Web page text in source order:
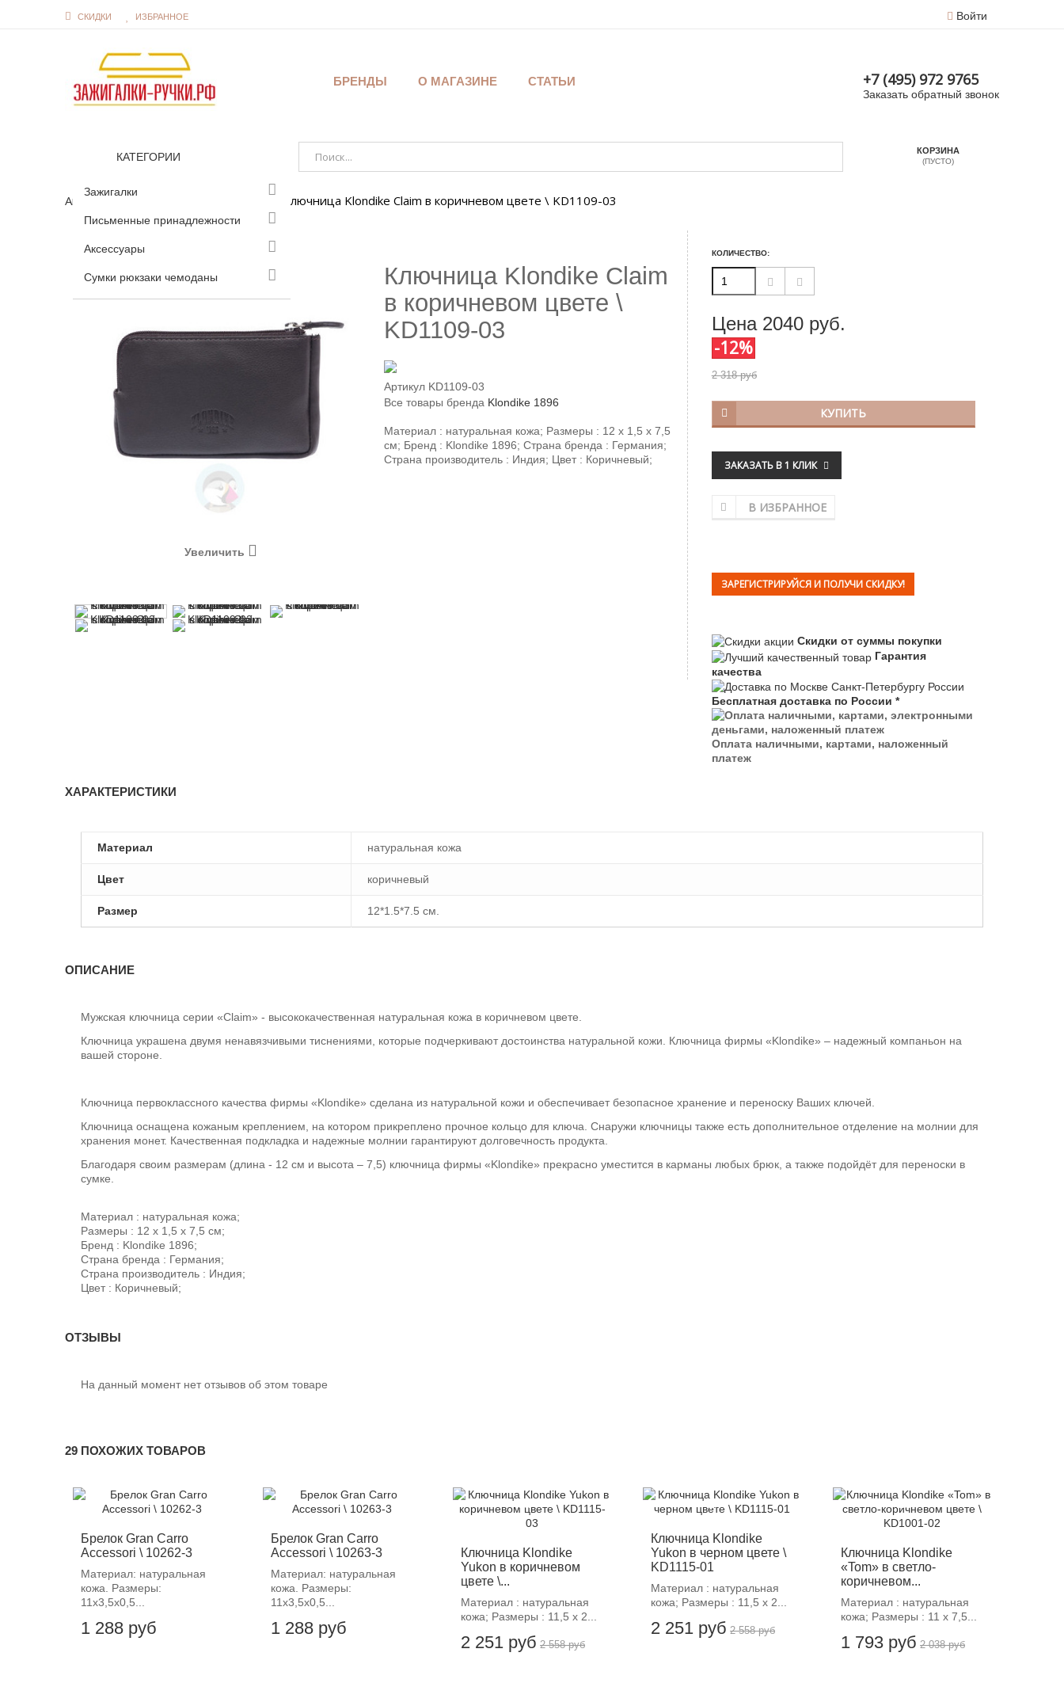
СКИДКИ ИЗБРАННОЕ Войти
БРЕНДЫ О МАГАЗИНЕ СТАТЬИ +7 (495) 972 9765
Заказать обратный звонок
КАТЕГОРИИ
Зажигалки
Письменные принадлежности
Аксессуары
Сумки рюкзаки чемоданы
КОРЗИНА
(ПУСТО)
Аксессуары Ключница Klondike Claim в коричневом цвете \ KD1109-03
Увеличить
Ключница Klondike Claim
в коричневом цвете \
KD1109-03
Артикул KD1109-03
Все товары бренда Klondike 1896
Материал : натуральная кожа; Размеры : 12 х 1,5 х 7,5
см; Бренд : Klondike 1896; Страна бренда : Германия;
Страна производитель : Индия; Цвет : Коричневый;
КОЛИЧЕСТВО:
Цена 2040руб.
-12%
2 318 руб
КУПИТЬ
ЗАКАЗАТЬ В 1 КЛИК
В ИЗБРАННОЕ
ЗАРЕГИСТРИРУЙСЯ И ПОЛУЧИ СКИДКУ!
Скидки от суммы покупки
Гарантия
качества
Бесплатная доставка по России *
Оплата наличными, картами, наложенный
платеж
ХАРАКТЕРИСТИКИ
Материал натуральная кожа
Цвет коричневый
Размер 12*1.5*7.5 см.
ОПИСАНИЕ
Мужская ключница серии «Claim» - высококачественная натуральная кожа в коричневом цвете.
Ключница украшена двумя ненавязчивыми тиснениями, которые подчеркивают достоинства натуральной кожи. Ключница фирмы «Klondike» – надежный компаньон на
вашей стороне.
Ключница первоклассного качества фирмы «Klondike» сделана из натуральной кожи и обеспечивает безопасное хранение и переноску Ваших ключей.
Ключница оснащена кожаным креплением, на котором прикреплено прочное кольцо для ключа. Снаружи ключницы также есть дополнительное отделение на молнии для
хранения монет. Качественная подкладка и надежные молнии гарантируют долговечность продукта.
Благодаря своим размерам (длина - 12 см и высота – 7,5) ключница фирмы «Klondike» прекрасно уместится в карманы любых брюк, а также подойдёт для переноски в
сумке.
Материал : натуральная кожа;
Размеры : 12 х 1,5 х 7,5 см;
Бренд : Klondike 1896;
Страна бренда : Германия;
Страна производитель : Индия;
Цвет : Коричневый;
ОТЗЫВЫ
На данный момент нет отзывов об этом товаре
29 ПОХОЖИХ ТОВАРОВ
Брелок Gran Carro
Accessori \ 10262-3
Материал: натуральная
кожа. Размеры:
11х3,5х0,5...
1 288 руб
Брелок Gran Carro
Accessori \ 10263-3
Материал: натуральная
кожа. Размеры:
11х3,5х0,5...
1 288 руб
Ключница Klondike
Yukon в коричневом
цвете \...
Материал : натуральная
кожа; Размеры : 11,5 х 2...
2 251 руб
-12%
2 558 руб
Ключница Klondike
Yukon в черном цвете \
KD1115-01
Материал : натуральная
кожа; Размеры : 11,5 х 2...
2 251 руб
-12%
2 558 руб
Ключница Klondike
«Tom» в светло-
коричневом...
Материал : натуральная
кожа; Размеры : 11 х 7,5...
1 793 руб
-12%
2 038 руб